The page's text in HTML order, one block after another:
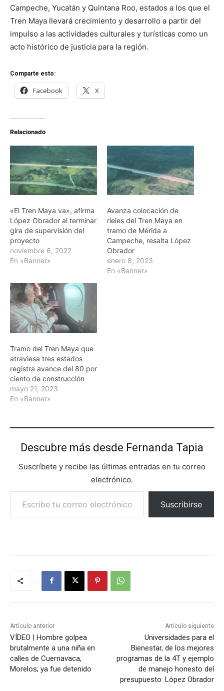
Campeche, Yucatán y Quintana Roo, estados a los que el
Tren Maya llevará crecimiento y desarrollo a partir del
impulso a las actividades culturales y turísticas como un
acto histórico de justicia para la región.
Comparte esto:
Facebook X
Relacionado
«El Tren Maya va», afirma
López Obrador al terminar
gira de supervisión del
proyecto
noviembre 6, 2022
En «Banner»
Avanza colocación de
rieles del Tren Maya en
tramo de Mérida a
Campeche, resalta López
Obrador
enero 8, 2023
En «Banner»
Tramo del Tren Maya que
atraviesa tres estados
registra avance del 80 por
ciento de construcción
mayo 21, 2023
En «Banner»
Descubre más desde Fernanda Tapia
Suscríbete y recibe las últimas entradas en tu correo
electrónico.
Escribe tu correo electrónico…
Suscribirse
Artículo anterior
VÍDEO | Hombre golpea
brutalmente a una niña en
calles de Cuernavaca,
Morelos; ya fue detenido
Artículo siguiente
Universidades para el
Bienestar, de los mejores
programas de la 4T y ejemplo
de manejo honesto del
presupuesto: López Obrador